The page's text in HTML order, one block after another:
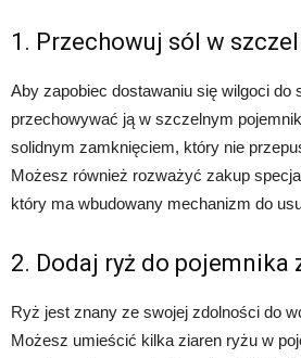
1. Przechowuj sól w
Aby zapobiec dostawaniu się wilgoci do
przechowywać ją w szczelnym
solidnym zamknięciem, który nie
Możesz również rozważyć zakup
który ma wbudowany mechanizm do
2. Dodaj ryż do pojemnika
Ryż jest znany ze swojej zdolności do
Możesz umieścić kilka ziaren ryżu w